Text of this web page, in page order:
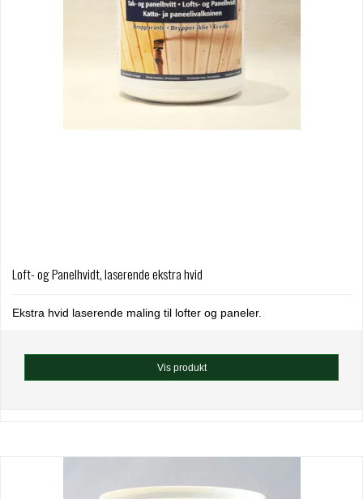
Loft- og Panelhvidt, laserende ekstra hvid
Ekstra hvid laserende maling til lofter og paneler.
Vis produkt